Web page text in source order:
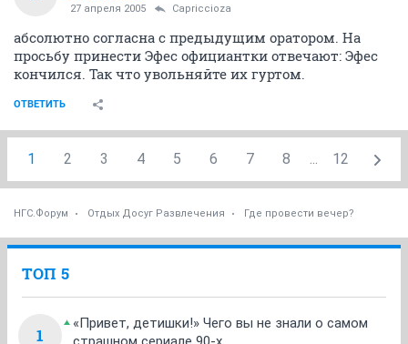
27 апреля 2005 Capriccioza
абсолютно согласна с предыдущим оратором. На
просьбу принести Эфес официантки отвечают: Эфес
кончился. Так что увольняйте их гуртом.
ОТВЕТИТЬ
1 2 3 4 5 6 7 8 ... 12
НГС.Форум Отдых Досуг Развлечения Где провести вечер?
ТОП 5
1
«Привет, детишки!» Чего вы не знали о самом